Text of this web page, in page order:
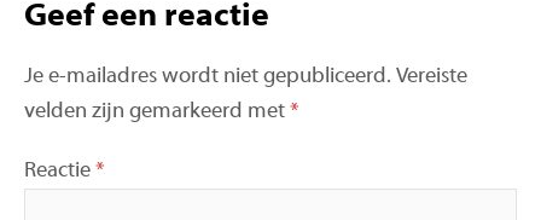
Geef een reactie
Je e-mailadres wordt niet gepubliceerd. Vereiste
velden zijn gemarkeerd met *
Reactie *